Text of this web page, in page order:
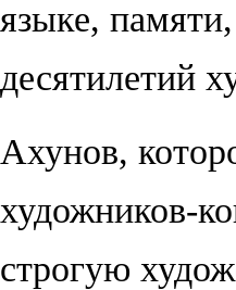
языке,
десятилетий
Ахунов,
художников-
строгую